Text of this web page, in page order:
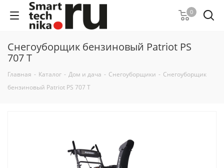
0
Снегоуборщик бензиновый Patriot PS
707 T
Главная - Каталог - Дом и дача - Снегоуборщики - Снегоуборщик
бензиновый Patriot PS 707 T